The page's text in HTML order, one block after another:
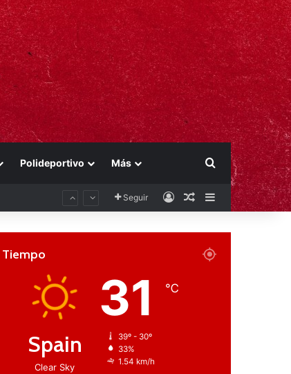
Polideportivo Más Buscar por
Seguir AccesoPublicación al
Barra lateral
Tiempo
Spain
Clear Sky
31 ℃
39º - 30º
33%
1.54 km/h